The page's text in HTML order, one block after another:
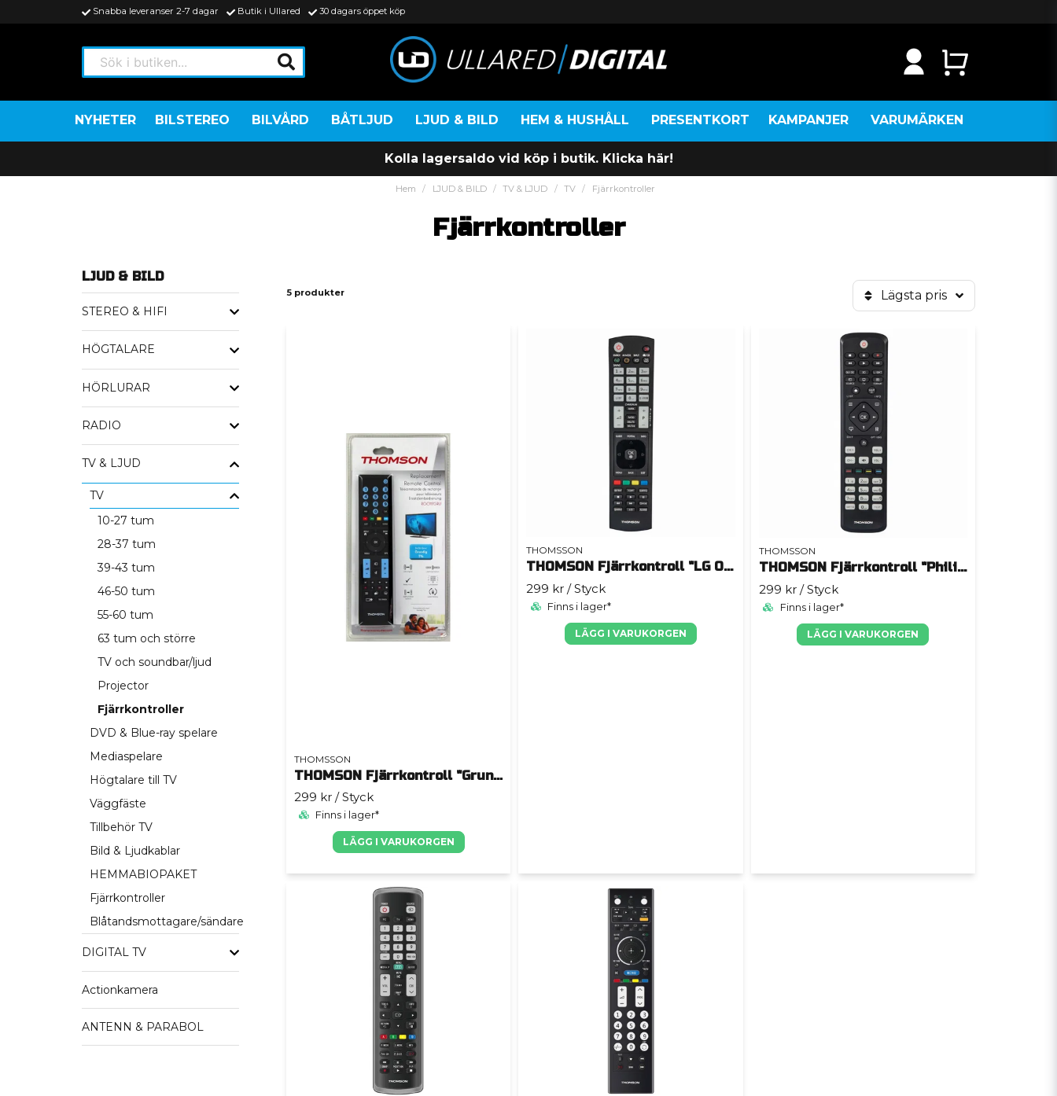
Snabba leveranser 2-7 dagar Butik i Ullared 30 dagars öppet köp
Sök i butiken...
NYHETER BILSTEREO BILVÅRD BÅTLJUD LJUD & BILD HEM & HUSHÅLL PRESENTKORT KAMPANJER VARUMÄRKEN
Kolla lagersaldo vid köp i butik. Klicka här!
Hem LJUD & BILD TV & LJUD TV Fjärrkontroller
Fjärrkontroller
LJUD & BILD
STEREO & HIFI
HÖGTALARE
HÖRLURAR
RADIO
TV & LJUD
TV
10-27 tum
28-37 tum
39-43 tum
46-50 tum
55-60 tum
63 tum och större
TV och soundbar/ljud
Projector
Fjärrkontroller
DVD & Blue-ray spelare
Mediaspelare
Högtalare till TV
Väggfäste
Tillbehör TV
Bild & Ljudkablar
HEMMABIOPAKET
Fjärrkontroller
Blåtandsmottagare/sändare
DIGITAL TV
Actionkamera
ANTENN & PARABOL
5 produkter Lägsta pris
THOMSSON
THOMSON Fjärrkontroll "Grundig Original"
299 kr / Styck
Finns i lager*
LÄGG I VARUKORGEN
THOMSSON
THOMSON Fjärrkontroll "LG Original"
299 kr / Styck
Finns i lager*
LÄGG I VARUKORGEN
THOMSSON
THOMSON Fjärrkontroll "Philips Original"
299 kr / Styck
Finns i lager*
LÄGG I VARUKORGEN